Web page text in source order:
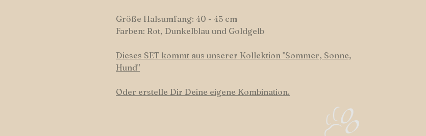
Größe Halsumfang: 40 - 45 cm
Farben: Rot, Dunkelblau und Goldgelb
Dieses SET kommt aus unserer Kollektion "Sommer, Sonne,
Hund"
Oder erstelle Dir Deine eigene Kombination.